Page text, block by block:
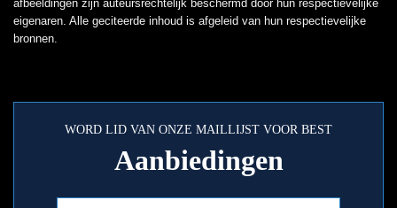
afbeeldingen zijn auteursrechtelijk beschermd door hun respectievelijke
eigenaren. Alle geciteerde inhoud is afgeleid van hun respectievelijke
bronnen.
WORD LID VAN ONZE MAILLIJST VOOR BEST
Aanbiedingen